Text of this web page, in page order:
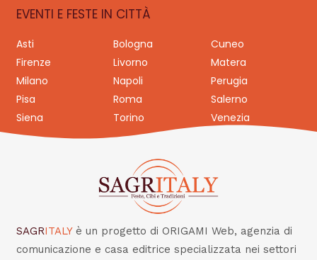
EVENTI E FESTE IN CITTÀ
Asti Bologna
Cuneo
Firenze
Livorno
Matera
Milano
Napoli
Perugia
Pisa
Roma
Salerno
Siena
Torino Venezia
SAGRITALY è un progetto di ORIGAMI Web, agenzia di
comunicazione e casa editrice specializzata nei settori